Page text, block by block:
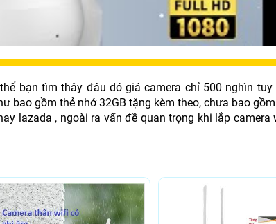
bạn tìm thây đâu dó giá camera chỉ 500 nghìn tuy
bao gồm thẻ nhớ 32GB tặng kèm theo, chưa bao
lazada , ngoài ra vấn đề quan trọng khi lắp camera